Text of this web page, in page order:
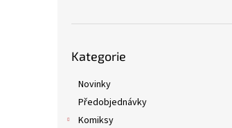
kategorie
Kategorie
Novinky
Předobjednávky
Komiksy